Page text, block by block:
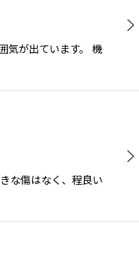
気が出ています。 機
な傷はなく、程良い